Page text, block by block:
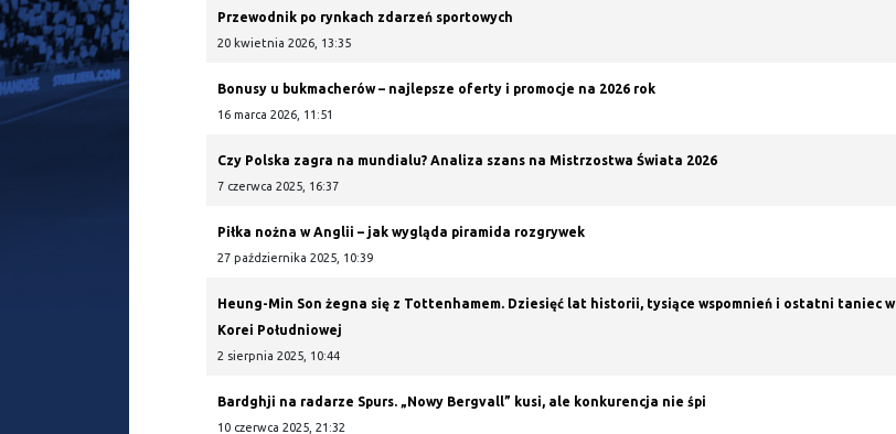
Przewodnik po rynkach zdarzeń sportowych
20 kwietnia 2026, 13:35
Bonusy u bukmacherów – najlepsze oferty i promocje na 2026 rok
16 marca 2026, 11:51
Czy Polska zagra na mundialu? Analiza szans na Mistrzostwa Świata 2026
7 czerwca 2025, 16:37
Piłka nożna w Anglii – jak wygląda piramida rozgrywek
27 października 2025, 10:39
Heung-Min Son żegna się z Tottenhamem. Dziesięć lat historii, tysiące wspomnień i ostatni taniec w
Korei Południowej
2 sierpnia 2025, 10:44
Bardghji na radarze Spurs. „Nowy Bergvall” kusi, ale konkurencja nie śpi
10 czerwca 2025, 21:32